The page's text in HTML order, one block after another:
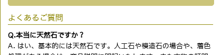
よくあるご質問
Q.本当に天然石ですか？
A. はい、基本的には天然石です。人工石や模造石の場合や、着色